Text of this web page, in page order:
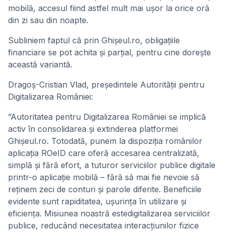
mobilă, accesul fiind astfel mult mai ușor la orice oră
din zi sau din noapte.
Subliniem faptul că prin Ghișeul.ro, obligațiile
financiare se pot achita și parțial, pentru cine dorește
această variantă.
Dragoș-Cristian Vlad, președintele Autorității pentru
Digitalizarea României:
”Autoritatea pentru Digitalizarea României se implică
activ în consolidarea și extinderea platformei
Ghișeul.ro. Totodată, punem la dispoziția românilor
aplicația ROeID care oferă accesarea centralizată,
simplă și fără efort, a tuturor serviciilor publice digitale
printr-o aplicație mobilă – fără să mai fie nevoie să
reținem zeci de conturi și parole diferite. Beneficiile
evidente sunt rapiditatea, ușurința în utilizare și
eficiența. Misiunea noastră estedigitalizarea serviciilor
publice, reducând necesitatea interacțiunilor fizice